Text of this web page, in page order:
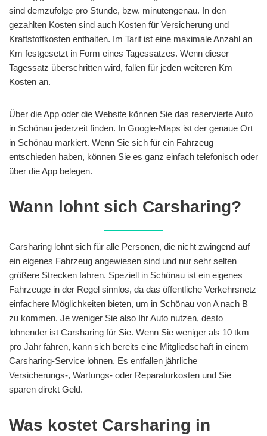
sind demzufolge pro Stunde, bzw. minutengenau. In den
gezahlten Kosten sind auch Kosten für Versicherung und
Kraftstoffkosten enthalten. Im Tarif ist eine maximale Anzahl an
Km festgesetzt in Form eines Tagessatzes. Wenn dieser
Tagessatz überschritten wird, fallen für jeden weiteren Km
Kosten an.
Über die App oder die Website können Sie das reservierte Auto
in Schönau jederzeit finden. In Google-Maps ist der genaue Ort
in Schönau markiert. Wenn Sie sich für ein Fahrzeug
entschieden haben, können Sie es ganz einfach telefonisch oder
über die App belegen.
Wann lohnt sich Carsharing?
Carsharing lohnt sich für alle Personen, die nicht zwingend auf
ein eigenes Fahrzeug angewiesen sind und nur sehr selten
größere Strecken fahren. Speziell in Schönau ist ein eigenes
Fahrzeuge in der Regel sinnlos, da das öffentliche Verkehrsnetz
einfachere Möglichkeiten bieten, um in Schönau von A nach B
zu kommen. Je weniger Sie also Ihr Auto nutzen, desto
lohnender ist Carsharing für Sie. Wenn Sie weniger als 10 tkm
pro Jahr fahren, kann sich bereits eine Mitgliedschaft in einem
Carsharing-Service lohnen. Es entfallen jährliche
Versicherungs-, Wartungs- oder Reparaturkosten und Sie
sparen direkt Geld.
Was kostet Carsharing in